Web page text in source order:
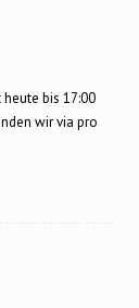
bis 17:00
wir via pro